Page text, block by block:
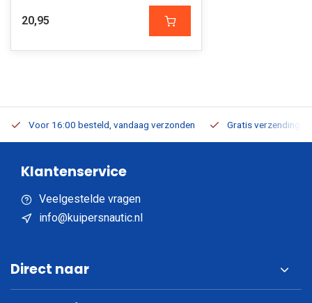
20,95
Voor 16:00 besteld, vandaag verzonden Gratis verzending
Klantenservice
Veelgestelde vragen
info@kuipersnautic.nl
Direct naar